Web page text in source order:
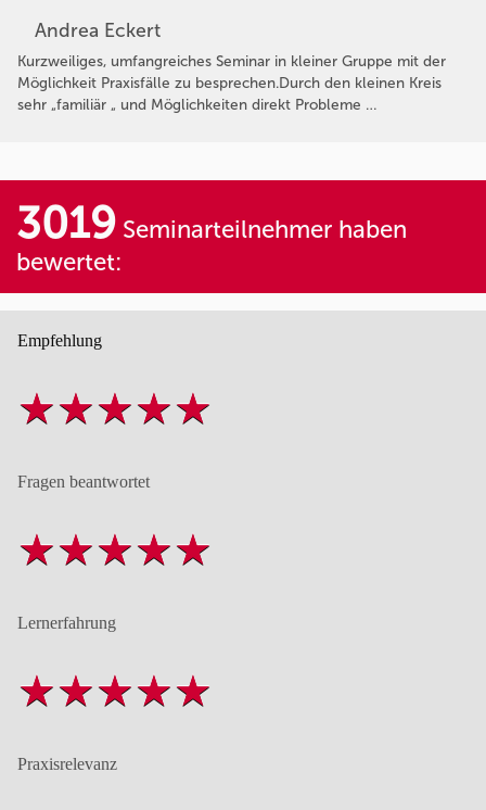
Andrea Eckert
Kurzweiliges, umfangreiches Seminar in kleiner Gruppe mit der
Möglichkeit Praxisfälle zu besprechen.Durch den kleinen Kreis
sehr „familiär „ und Möglichkeiten direkt Probleme …
3019 Seminarteilnehmer haben
bewertet:
Empfehlung
Fragen beantwortet
Lernerfahrung
Praxisrelevanz